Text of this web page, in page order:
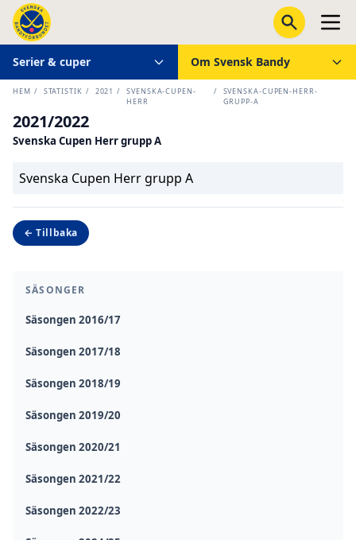
Serier & cuper Om Svensk Bandy
HEM / STATISTIK / 2021 /
SVENSKA-CUPEN-
HERR
/
SVENSKA-CUPEN-HERR-
GRUPP-A
SÄSONGER
Säsongen 2016/17
Säsongen 2017/18
Säsongen 2018/19
Säsongen 2019/20
Säsongen 2020/21
Säsongen 2021/22
Säsongen 2022/23
2021/2022
Svenska Cupen Herr grupp A
Svenska Cupen Herr grupp A
← Tillbaka